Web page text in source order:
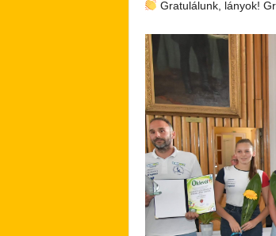
Gratulálunk, lányok!